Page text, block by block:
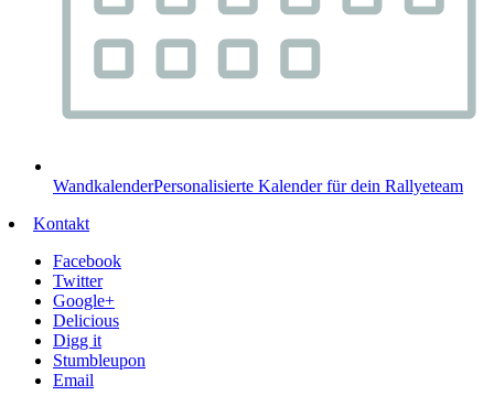
WandkalenderPersonalisierte Kalender für dein Rallyeteam
Kontakt
Facebook
Twitter
Google+
Delicious
Digg it
Stumbleupon
Email